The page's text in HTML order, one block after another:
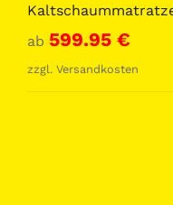
ab 599.95 €
zzgl. Versandkosten